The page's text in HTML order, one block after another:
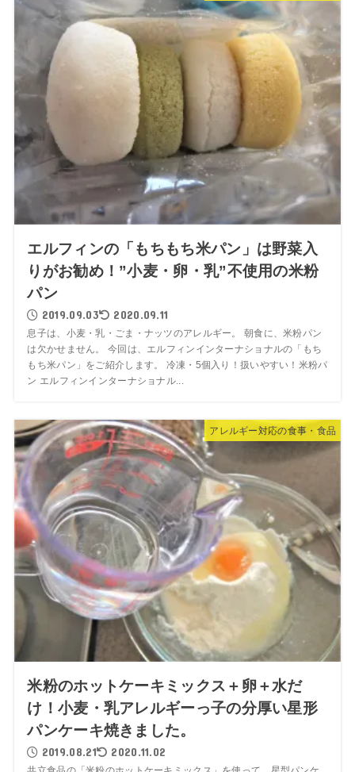
エルフィンの「もちもち米パン」は野菜入
りがお勧め！”小麦・卵・乳”不使用の米粉
パン
2019.09.03 2020.09.11
息子は、小麦・乳・ごま・ナッツのアレルギー。 朝食に、米粉パン
は欠かせません。 今回は、エルフィンインターナショナルの「もち
もち米パン」をご紹介します。 冷凍・5個入り！扱いやすい！米粉パ
ン エルフィンインターナショナル...
アレルギー対応の食事・食品
米粉のホットケーキミックス＋卵＋水だ
け！小麦・乳アレルギーっ子の分厚い星形
パンケーキ焼きました。
2019.08.21 2020.11.02